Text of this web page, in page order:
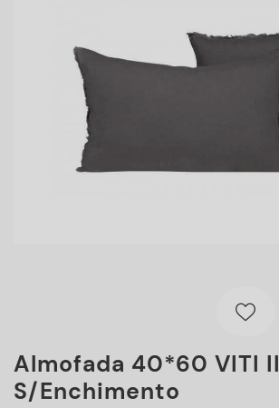
Almofada 40*60 VITI II
S/enchimento